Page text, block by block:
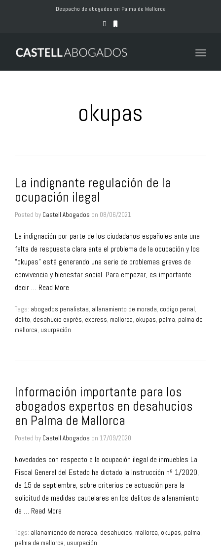
Despacho de abogados en Palma de Mallorca
Toggle
okupas
La indignante regulación de la
ocupación ilegal
Posted by Castell Abogados on 08/06/2021
La indignación por parte de los ciudadanos españoles ante una
falta de respuesta clara ante el problema de la ocupación y los
“okupas” está generando una serie de problemas graves de
convivencia y bienestar social. Para empezar, es importante
decir … Read More
Tags: abogados penalistas, allanamiento de morada, codigo penal,
delito, desahucio exprés, express, mallorca, okupas, palma, palma de
mallorca, usurpación
Información importante para los
abogados expertos en desahucios
en Palma de Mallorca
Posted by Castell Abogados on 17/09/2020
Novedades con respecto a la ocupación ilegal de inmuebles La
Fiscal General del Estado ha dictado la Instrucción nº 1/2020,
de 15 de septiembre, sobre criterios de actuación para la
solicitud de medidas cautelares en los delitos de allanamiento
de … Read More
Tags: allanamiendo de morada, desahucios, mallorca, okupas, palma,
palma de mallorca, usurpación